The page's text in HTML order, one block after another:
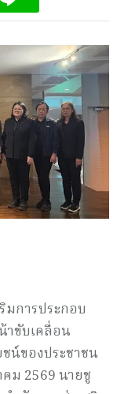
การประกอบ
าขับเคลื่อน
น์ของประชาชน
ม 2569 นายชู